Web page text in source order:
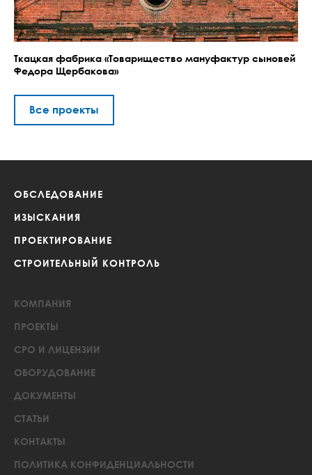
Ткацкая фабрика «Товарищество мануфактур сыновей
Федора Щербакова»
Все проекты
ОБСЛЕДОВАНИЕ
ИЗЫСКАНИЯ
ПРОЕКТИРОВАНИЕ
СТРОИТЕЛЬНЫЙ КОНТРОЛЬ
КОМПАНИЯ
ПРОЕКТЫ
СРО И ЛИЦЕНЗИИ
ОБОРУДОВАНИЕ
ДОКУМЕНТЫ
СТАТЬИ
КОНТАКТЫ
ПОЛИТИКА КОНФИДЕНЦИАЛЬНОСТИ